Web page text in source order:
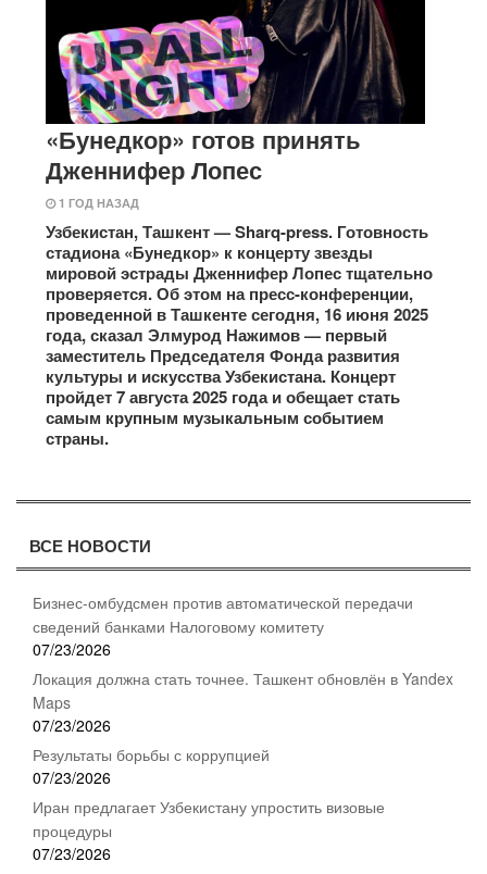
«Бунедкор» готов принять
Дженнифер Лопес
1 ГОД НАЗАД
Узбекистан, Ташкент — Sharq-press. Готовность
стадиона «Бунедкор» к концерту звезды
мировой эстрады Дженнифер Лопес тщательно
проверяется. Об этом на пресс-конференции,
проведенной в Ташкенте сегодня, 16 июня 2025
года, сказал Элмурод Нажимов — первый
заместитель Председателя Фонда развития
культуры и искусства Узбекистана. Концерт
пройдет 7 августа 2025 года и обещает стать
самым крупным музыкальным событием
страны.
ВСЕ НОВОСТИ
Бизнес-омбудсмен против автоматической передачи
сведений банками Налоговому комитету
07/23/2026
Локация должна стать точнее. Ташкент обновлён в Yandex
Maps
07/23/2026
Результаты борьбы с коррупцией
07/23/2026
Иран предлагает Узбекистану упростить визовые
процедуры
07/23/2026